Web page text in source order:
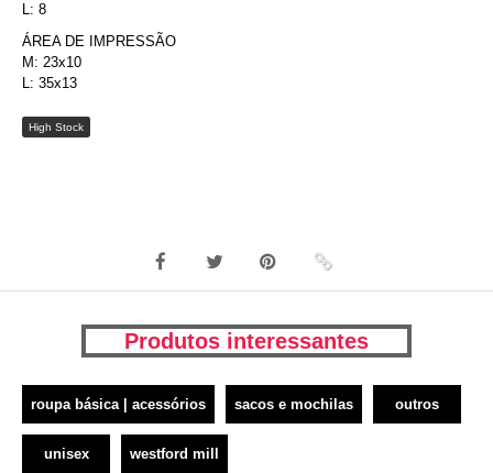
L: 8
ÁREA DE IMPRESSÃO
M: 23x10
L: 35x13
High Stock
Produtos interessantes
roupa básica | acessórios sacos e mochilas outros
unisex westford mill